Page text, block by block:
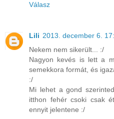
Válasz
Lili 2013. december 6.
Nekem nem sikerült... :/
Nagyon kevés is lett a
semekkora formát, és
:/
Mi lehet a gond
itthon fehér csoki csak
ennyit jelentene :/